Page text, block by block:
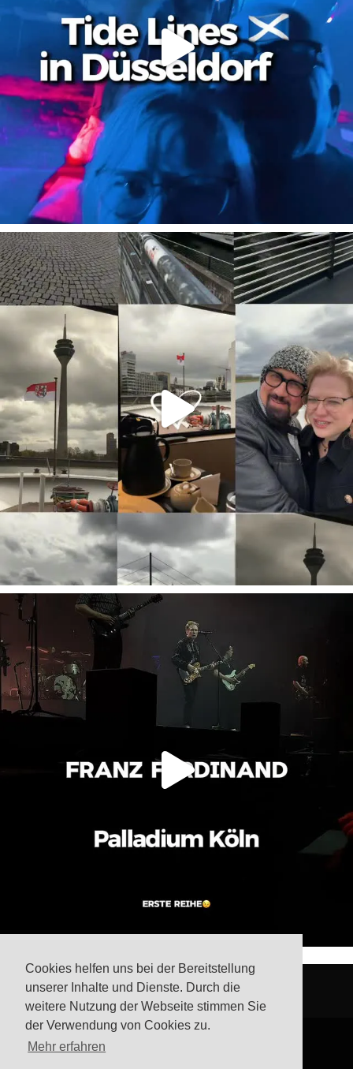
Cookies helfen uns bei der Bereitstellung
unserer Inhalte und Dienste. Durch die
weitere Nutzung der Webseite stimmen Sie
der Verwendung von Cookies zu.
Mehr erfahren